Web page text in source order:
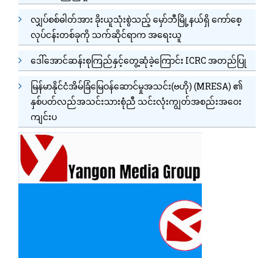
လျှပ်စစ်ဓါတ်အား ခိုးယူသုံးစွဲသည့် မှော်ဘီမြို့နယ်ရှိ ကော်စေ့
လုပ်ငန်းတစ်ခုကို သက်ဆိုင်ရာက အရေးယူ
ဒေါ်အောင်ဆန်းစုကြည်နှင့်တွေ့ဆုံခဲ့ကြောင်း ICRC အတည်ပြု
မြန်မာနိုင်ငံအိမ်ခြံမြေဝန်ဆောင်မှုအသင်း(ဗဟို) (MRESA) ၏
နှစ်ပတ်လည်အသင်းသားစုံညီ သင်းလုံးကျွတ်အစည်းအဝေး
ကျင်းပ